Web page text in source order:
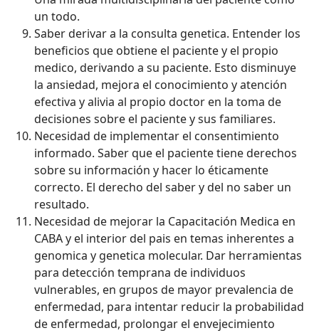
un todo.
Saber derivar a la consulta genetica. Entender los
beneficios que obtiene el paciente y el propio
medico, derivando a su paciente. Esto disminuye
la ansiedad, mejora el conocimiento y atención
efectiva y alivia al propio doctor en la toma de
decisiones sobre el paciente y sus familiares.
Necesidad de implementar el consentimiento
informado. Saber que el paciente tiene derechos
sobre su información y hacer lo éticamente
correcto. El derecho del saber y del no saber un
resultado.
Necesidad de mejorar la Capacitación Medica en
CABA y el interior del pais en temas inherentes a
genomica y genetica molecular. Dar herramientas
para detección temprana de individuos
vulnerables, en grupos de mayor prevalencia de
enfermedad, para intentar reducir la probabilidad
de enfermedad, prolongar el envejecimiento